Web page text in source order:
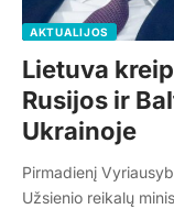
AKTUALIJOS
Lietuva
Rusijos ir
Ukrainoje
Pirmadienį
Užsienio reikalų